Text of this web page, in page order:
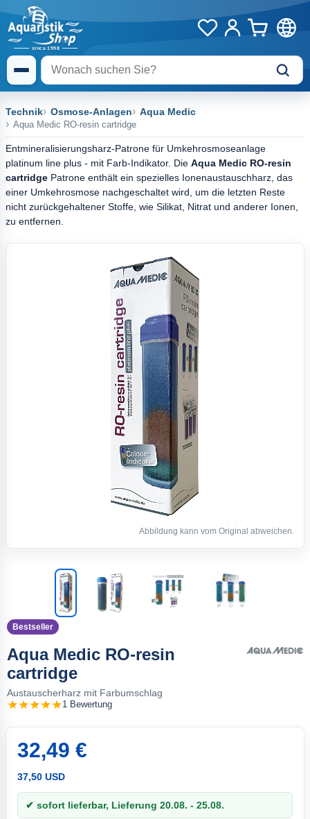
Technik Osmose-Anlagen Aqua Medic
Aqua Medic RO-resin cartridge
Entmineralisierungsharz-Patrone für Umkehrosmoseanlage
platinum line plus - mit Farb-Indikator. Die Aqua Medic RO-resin
cartridge Patrone enthält ein spezielles Ionenaustauschharz, das
einer Umkehrosmose nachgeschaltet wird, um die letzten Reste
nicht zurückgehaltener Stoffe, wie Silikat, Nitrat und anderer Ionen,
zu entfernen.
Abbildung kann vom Original abweichen.
Bestseller
Aqua Medic RO-resin
cartridge
Austauscherharz mit Farbumschlag
1 Bewertung
32,49 €
37,50 USD
✔ sofort lieferbar, Lieferung 20.08. - 25.08.